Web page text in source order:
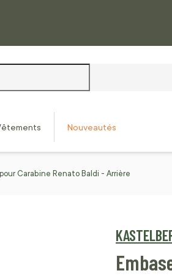
Nouveautés
Carabine Renato Baldi - Arrière